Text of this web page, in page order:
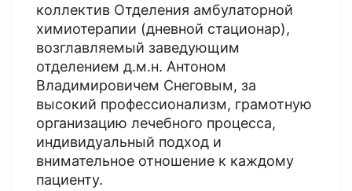
коллектив Отделения амбулаторной
химиотерапии (дневной стационар),
возглавляемый заведующим
отделением д.м.н. Антоном
Владимировичем Снеговым, за
высокий профессионализм, грамотную
организацию лечебного процесса,
индивидуальный подход и
внимательное отношение к каждому
пациенту.